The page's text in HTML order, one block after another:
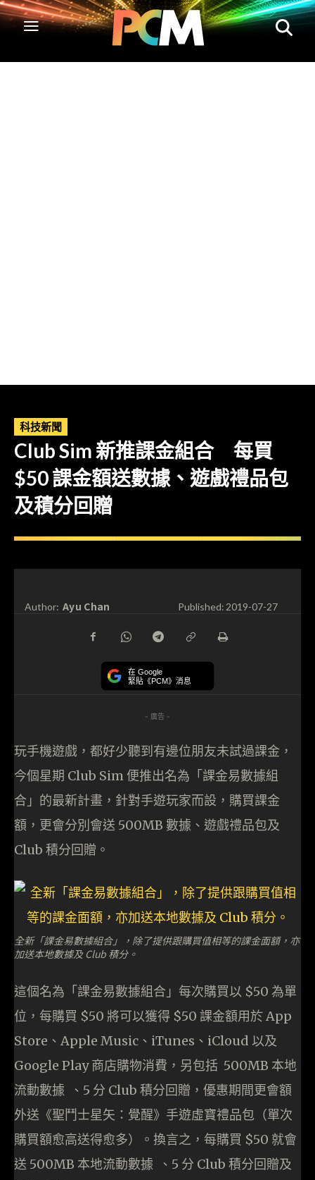
科技新聞
Club Sim 新推課金組合 每買
$50 課金額送數據、遊戲禮品包
及積分回贈
Author: Ayu Chan Published:2019-07-27
在 Google
緊貼《PCM》消息
- 廣告 -
玩手機遊戲，都好少聽到有邊位朋友未試過課金，
今個星期 Club Sim 便推出名為「課金易數據組
合」的最新計畫，針對手遊玩家而設，購買課金
額，更會分別會送 500MB 數據、遊戲禮品包及
Club 積分回贈。
全新「課金易數據組合」，除了提供跟購買值相等的課金面額，亦
加送本地數據及 Club 積分。
這個名為「課金易數據組合」每次購買以 $50 為單
位，每購買 $50 將可以獲得 $50 課金額用於 App
Store、Apple Music、iTunes、iCloud 以及
Google Play 商店購物消費，另包括 500MB 本地
流動數據 、5 分 Club 積分回贈，優惠期間更會額
外送《聖鬥士星矢：覺醒》手遊虛寶禮品包（單次
購買額愈高送得愈多）。換言之，每購買 $50 就會
送 500MB 本地流動數據 、5 分 Club 積分回贈及